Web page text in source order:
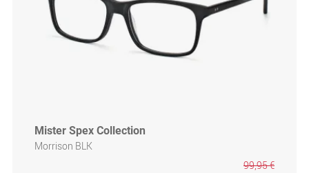
Mister Spex Collection
Morrison BLK
99,95 €